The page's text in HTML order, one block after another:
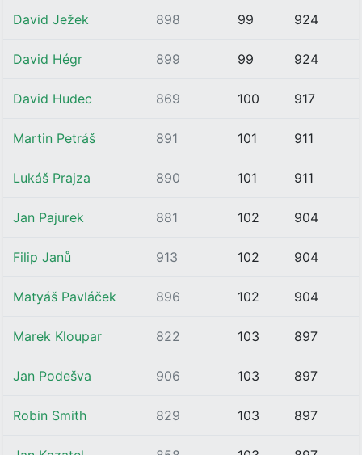
David Ježek 898 99 924
David Hégr 899 99 924
David Hudec 869 100 917
Martin Petráš 891 101 911
Lukáš Prajza 890 101 911
Jan Pajurek 881 102 904
Filip Janů 913 102 904
Matyáš Pavláček 896 102 904
Marek Kloupar 822 103 897
Jan Podešva 906 103 897
Robin Smith 829 103 897